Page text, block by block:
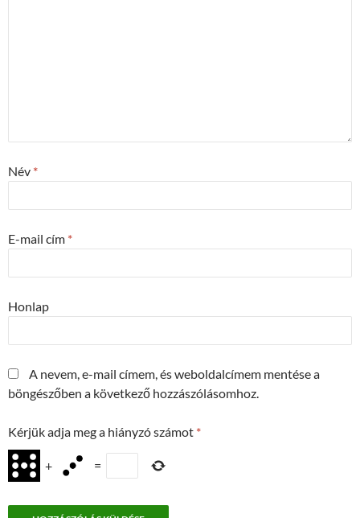
Név *
E-mail cím *
Honlap
A nevem, e-mail címem, és weboldalcímem mentése a
böngészőben a következő hozzászólásomhoz.
Kérjük adja meg a hiányzó számot *
+ =